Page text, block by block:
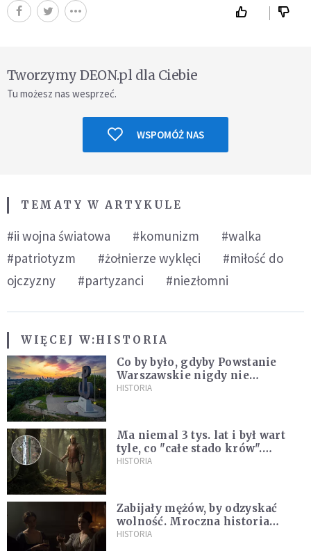
Tworzymy DEON.pl dla Ciebie
Tu możesz nas wesprzeć.
WSPOMÓŻ NAS
TEMATY W ARTYKULE
#ii wojna światowa #komunizm
#walka
#patriotyzm
#żołnierze wyklęci
#miłość do
ojczyzny
#partyzanci #niezłomni
WIĘCEJ W:HISTORIA
Co by było, gdyby Powstanie
Warszawskie nigdy nie
wybuchło? Historia
HISTORIA
Ma niemal 3 tys. lat i był wart
tyle, co "całe stado krów".
Niezwykłe znalezisko na
HISTORIA
Zabijały mężów, by odzyskać
wolność. Mroczna historia
Fanny Lambert z Marsylii
HISTORIA